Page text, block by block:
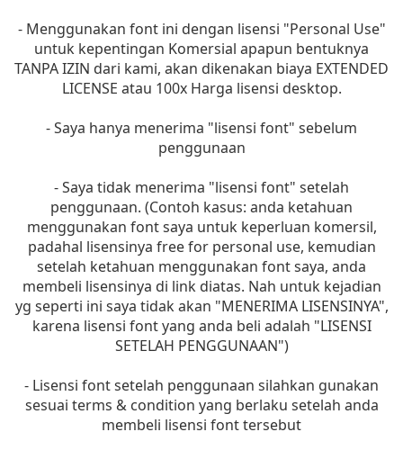
- Menggunakan font ini dengan lisensi "Personal Use"
untuk kepentingan Komersial apapun bentuknya
TANPA IZIN dari kami, akan dikenakan biaya EXTENDED
LICENSE atau 100x Harga lisensi desktop.
- Saya hanya menerima "lisensi font" sebelum
penggunaan
- Saya tidak menerima "lisensi font" setelah
penggunaan. (Contoh kasus: anda ketahuan
menggunakan font saya untuk keperluan komersil,
padahal lisensinya free for personal use, kemudian
setelah ketahuan menggunakan font saya, anda
membeli lisensinya di link diatas. Nah untuk kejadian
yg seperti ini saya tidak akan "MENERIMA LISENSINYA",
karena lisensi font yang anda beli adalah "LISENSI
SETELAH PENGGUNAAN")
- Lisensi font setelah penggunaan silahkan gunakan
sesuai terms & condition yang berlaku setelah anda
membeli lisensi font tersebut